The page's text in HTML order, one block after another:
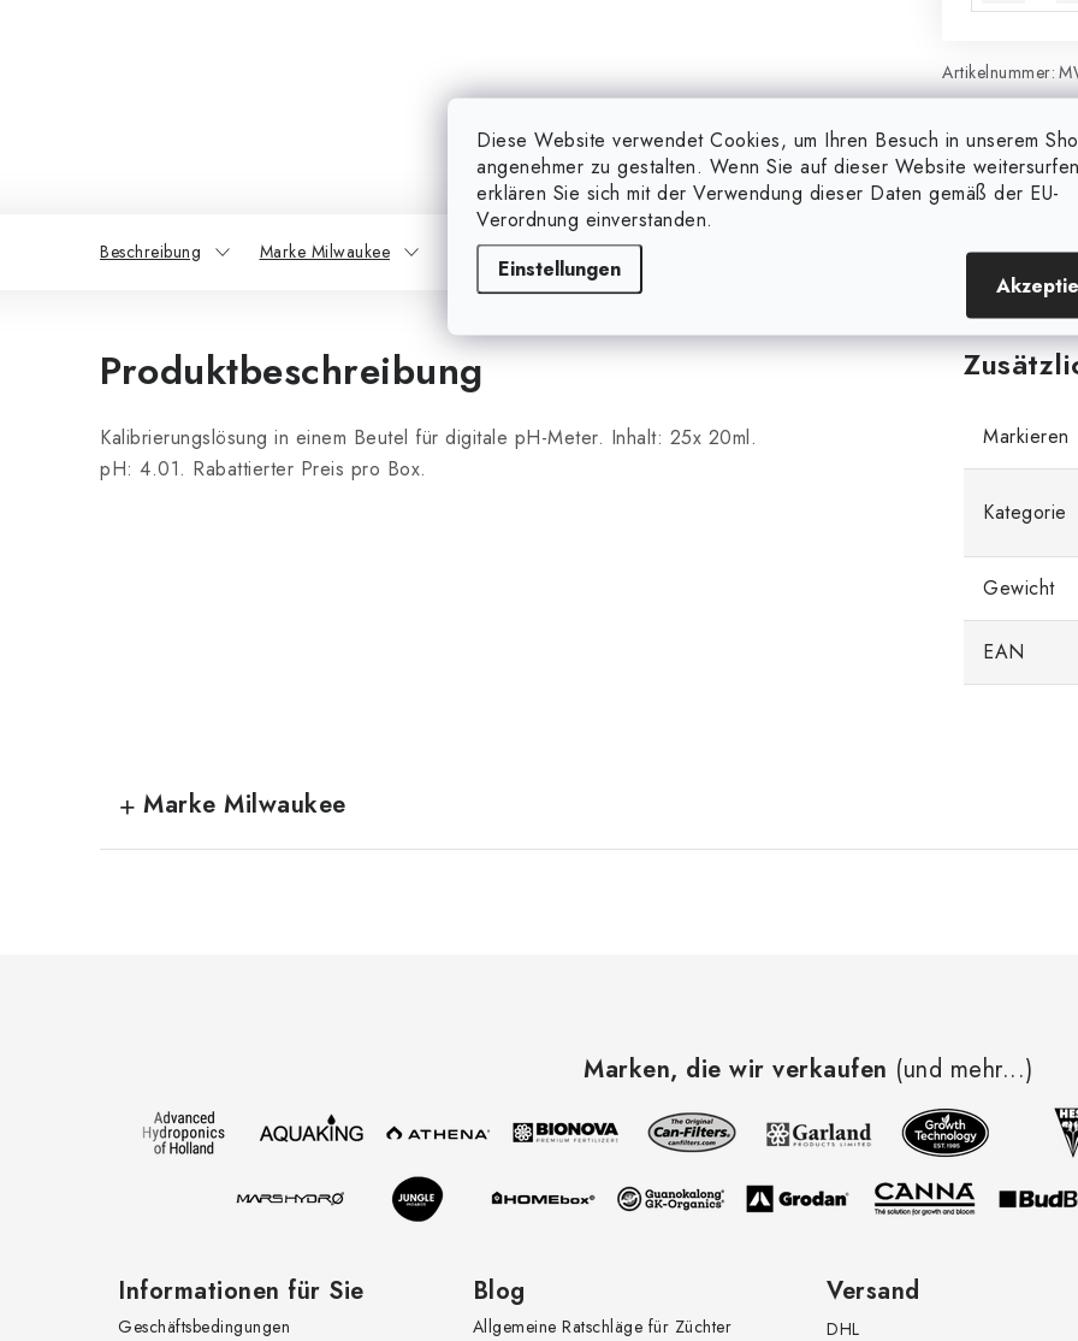
Diese Website verwendet Cookies, um Ihren Besuch in unserem
angenehmer zu gestalten. Wenn Sie auf dieser Website
erklären Sie sich mit der Verwendung dieser Daten gemäß der EU-
Verordnung einverstanden.
Einstellungen
Artikelnummer:
Fragen
Beschreibung Marke Milwaukee
Produktbeschreibung
Kalibrierungslösung in einem Beutel für digitale pH-Meter. Inhalt: 25x 20ml.
pH: 4.01. Rabattierter Preis pro Box.
Markieren
Kategorie
Gewicht
EAN
Marke Milwaukee
Marken, die wir verkaufen (und mehr...)
Informationen für Sie
Geschäftsbedingungen
Blog
Allgemeine Ratschläge für Züchter
Versand
DHL